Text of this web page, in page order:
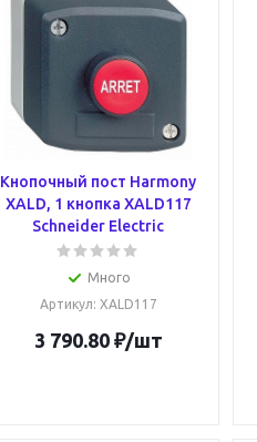
Кнопочный пост Harmony
XALD, 1 кнопка XALD117
Schneider Electric
Много
Артикул: XALD117
3 790.80₽/шт